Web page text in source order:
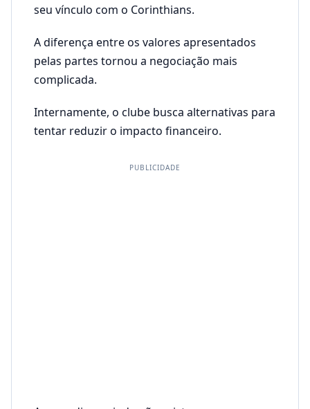
seu vínculo com o Corinthians.
A diferença entre os valores apresentados
pelas partes tornou a negociação mais
complicada.
Internamente, o clube busca alternativas para
tentar reduzir o impacto financeiro.
PUBLICIDADE